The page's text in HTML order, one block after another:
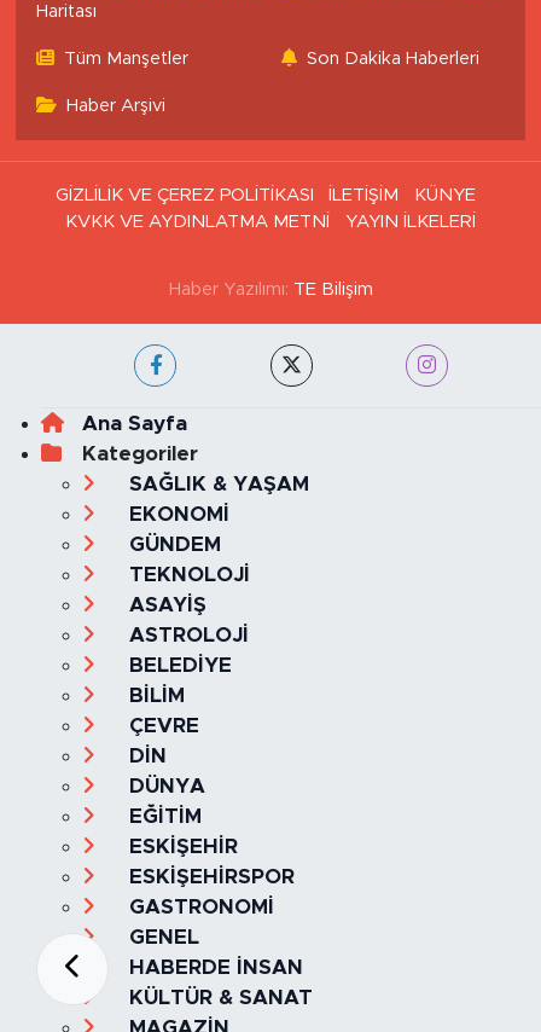
Haritası
Tüm Manşetler Son Dakika Haberleri
Haber Arşivi
GİZLİLİK VE ÇEREZ POLİTİKASI İLETİŞİM
KÜNYE
KVKK VE AYDINLATMA METNİ
YAYIN İLKELERİ
Haber Yazılımı: TE Bilişim
Ana Sayfa
Kategoriler
SAĞLIK & YAŞAM
EKONOMİ
GÜNDEM
TEKNOLOJİ
ASAYİŞ
ASTROLOJİ
BELEDİYE
BİLİM
ÇEVRE
DİN
DÜNYA
EĞİTİM
ESKİŞEHİR
ESKİŞEHİRSPOR
GASTRONOMİ
GENEL
HABERDE İNSAN
KÜLTÜR & SANAT
MAGAZİN